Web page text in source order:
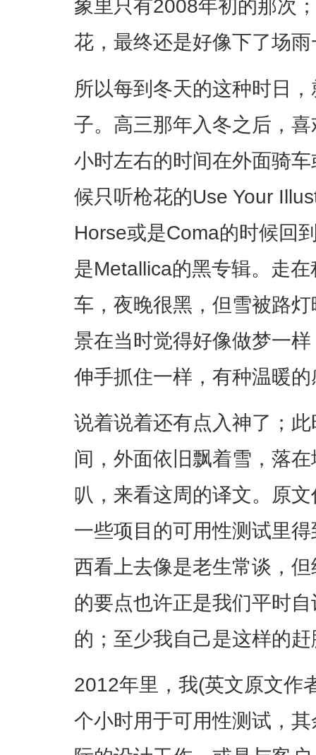
象里只有2008年初的那次
花，最终还是好像下了场
所以每到冬天的这种时日
子。高三那年入冬之后，
小时左右的时间在外面骑
候只听枪花的Use Your
Horse或是Coma的时候回
是Metallica的黑专辑。走
车，夜晚很黑，但雪被路
景在当时觉得好像做梦一
伸手抓住一样，有种温暖
说着说着还有点入神了；
间，外面依旧飘着雪，落
叭，来看这周的译文。原
一些项目的可用性测试里
西看上去像是老生常谈，
的要点也许正是我们平时
的；至少我自己是这样的
2012年里，我(英文原文作
个小时用于可用性测试，